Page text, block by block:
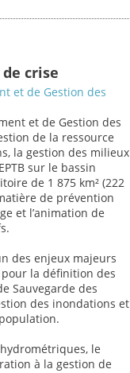
crise
et de Gestion des
et de Gestion des
de la ressource
la gestion des milieux
sur le bassin
de 1 875 km² (222
de prévention
et l’animation de
des enjeux majeurs
la définition des
Sauvegarde des
des inondations et
le
à la gestion de